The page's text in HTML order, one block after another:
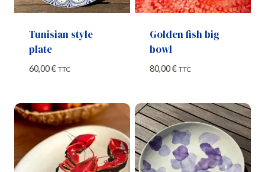
Tunisian style
plate
60,00€ TTC
Golden fish big
bowl
80,00€ TTC